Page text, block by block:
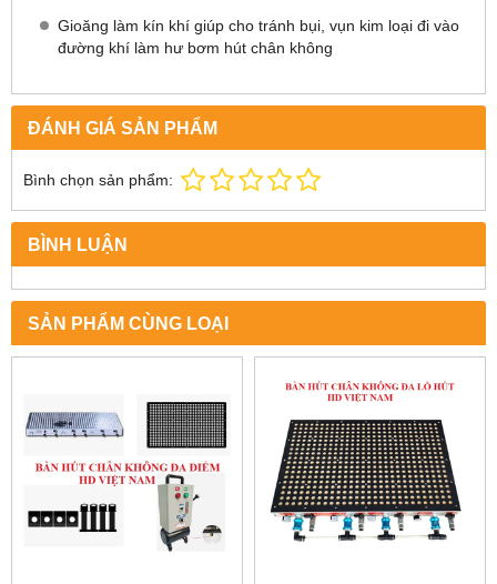
Gioăng làm kín khí giúp cho tránh bụi, vụn kim loại đi vào
đường khí làm hư bơm hút chân không
ĐÁNH GIÁ SẢN PHẨM
Bình chọn sản phẩm:
BÌNH LUẬN
SẢN PHẨM CÙNG LOẠI